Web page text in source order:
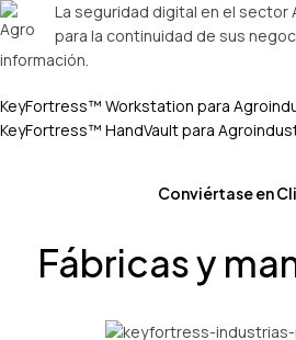
La seguridad digital en el sector
para la continuidad de sus
información.
KeyFortress™ Workstation para
KeyFortress™ HandVault para
Conviértase en
Fábricas y